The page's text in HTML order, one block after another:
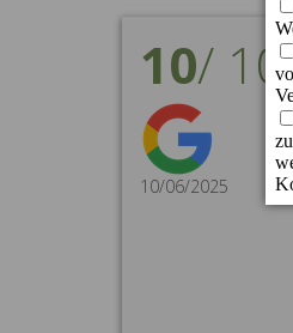
10/ 10
10/06/2025